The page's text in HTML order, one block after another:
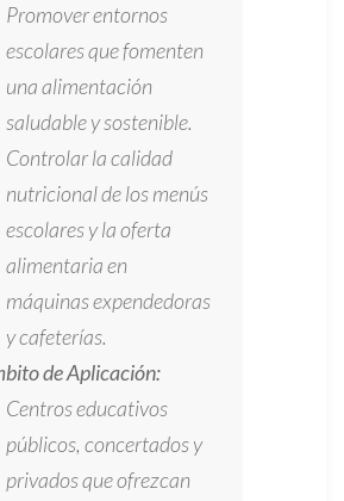
Promover entornos
escolares que fomenten
una alimentación
saludable y sostenible.
Controlar la calidad
nutricional de los menús
escolares y la oferta
alimentaria en
máquinas expendedoras
y cafeterías.
de Aplicación:
Centros educativos
públicos, concertados y
privados que ofrezcan